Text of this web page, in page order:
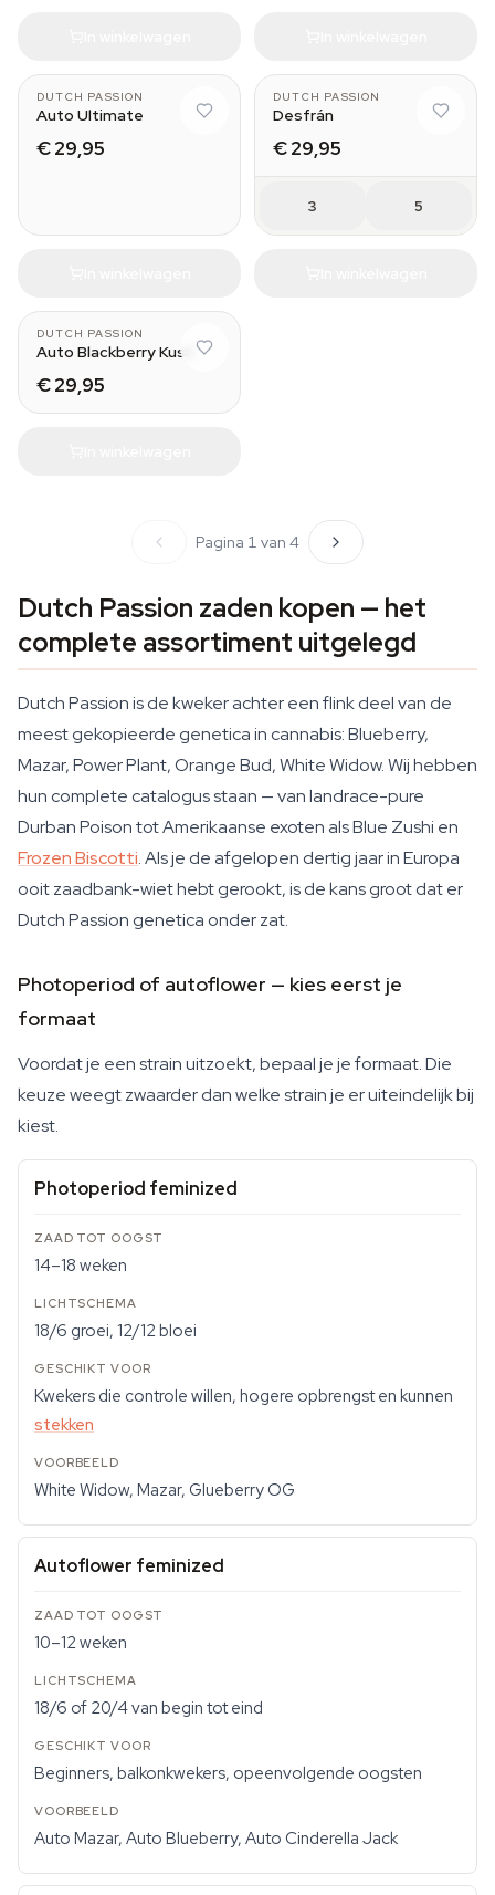
DUTCH PASSION
Auto Ultimate
€ 29,95
DUTCH PASSION
Desfrán
€ 29,95
3 5
DUTCH PASSION
Auto Blackberry Kush
€ 29,95
Pagina 1 van 4
Dutch Passion zaden kopen — het
complete assortiment uitgelegd
Dutch Passion is de kweker achter een flink deel van de
meest gekopieerde genetica in cannabis: Blueberry,
Mazar, Power Plant, Orange Bud, White Widow. Wij hebben
hun complete catalogus staan — van landrace-pure
Durban Poison tot Amerikaanse exoten als Blue Zushi en
Frozen Biscotti. Als je de afgelopen dertig jaar in Europa
ooit zaadbank-wiet hebt gerookt, is de kans groot dat er
Dutch Passion genetica onder zat.
Photoperiod of autoflower — kies eerst je
formaat
Voordat je een strain uitzoekt, bepaal je je formaat. Die
keuze weegt zwaarder dan welke strain je er uiteindelijk bij
kiest.
Photoperiod feminized
14–18 weken
18/6 groei, 12/12 bloei
Kwekers die controle willen, hogere opbrengst en kunnen
stekken
White Widow, Mazar, Glueberry OG
Autoflower feminized
10–12 weken
18/6 of 20/4 van begin tot eind
Beginners, balkonkwekers, opeenvolgende oogsten
Auto Mazar, Auto Blueberry, Auto Cinderella Jack